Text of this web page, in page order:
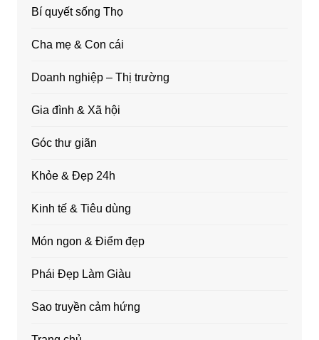
Bí quyết sống Thọ
Cha mẹ & Con cái
Doanh nghiệp – Thị trường
Gia đình & Xã hội
Góc thư giãn
Khỏe & Đẹp 24h
Kinh tế & Tiêu dùng
Món ngon & Điểm đẹp
Phái Đẹp Làm Giàu
Sao truyền cảm hứng